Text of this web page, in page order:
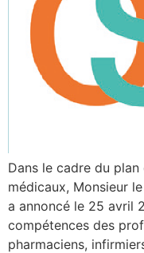
Dans le cadre du
médicaux, Monsieur
a annoncé le 25 avril
compétences des
pharmaciens,